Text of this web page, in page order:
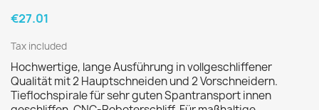
€27.01
Tax included
Hochwertige, lange Ausführung in vollgeschliffener
Qualität mit 2 Hauptschneiden und 2 Vorschneidern.
Tieflochspirale für sehr guten Spantransport innen